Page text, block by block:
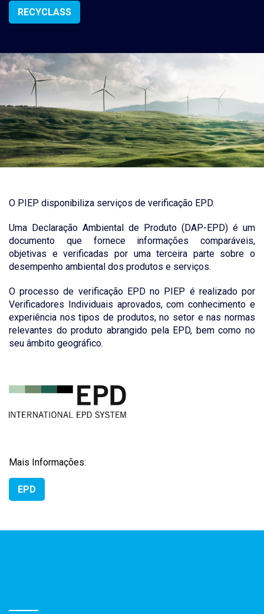
RECYCLASS
O PIEP disponibiliza serviços de verificação EPD.
Uma Declaração Ambiental de Produto (DAP-EPD) é um
documento que fornece informações comparáveis,
objetivas e verificadas por uma terceira parte sobre o
desempenho ambiental dos produtos e serviços.
O processo de verificação EPD no PIEP é realizado por
Verificadores Individuais aprovados, com conhecimento e
experiência nos tipos de produtos, no setor e nas normas
relevantes do produto abrangido pela EPD, bem como no
seu âmbito geográfico.
Mais Informações:
EPD